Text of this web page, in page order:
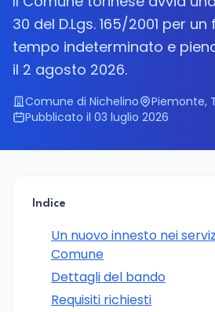
30 del D.Lgs. 165/2001 per
tempo indeterminato e
il 2 agosto 2026.
Comune di Nichelino
Piemonte,
Pubblicato il 03 luglio 2026
Indice
Un nuovo innesto nei
Comune
Dettagli del bando
Requisiti richiesti